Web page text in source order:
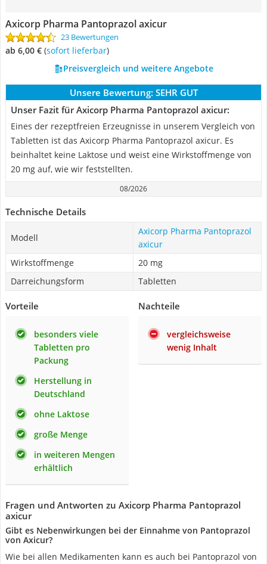
Axicorp Pharma Pantoprazol axicur
23 Bewertungen
ab 6,00 € ( Sofort lieferbar)
Preisvergleich und weitere Angebote
Unsere Bewertung: SEHR GUT
Unser Fazit für Axicorp Pharma Pantoprazol axicur:
Eines der rezeptfreien Erzeugnisse in unserem Vergleich von
Tabletten ist das Axicorp Pharma Pantoprazol axicur. Es
beinhaltet keine Laktose und weist eine Wirkstoffmenge von
20 mg auf, wie wir feststellten.
08/2026
Technische Details
Modell
Axicorp Pharma Pantoprazol
axicur
Wirkstoffmenge
20 mg
Darreichungsform
Tabletten
Vorteile
besonders viele
Tabletten pro
Packung
Herstellung in
Deutschland
ohne Laktose
große Menge
in weiteren Mengen
erhältlich
Nachteile
vergleichsweise
wenig Inhalt
Fragen und Antworten zu Axicorp Pharma Pantoprazol
axicur
Gibt es Nebenwirkungen bei der Einnahme von Pantoprazol
von Axicur?
Wie bei allen Medikamenten kann es auch bei Pantoprazol von